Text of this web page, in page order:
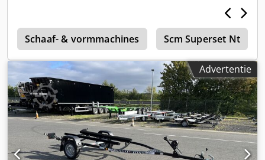
Schaaf- & vormmachines Scm Superset Nt
Advertentie